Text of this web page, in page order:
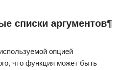
списки аргументов¶
опцией
что функция может быть